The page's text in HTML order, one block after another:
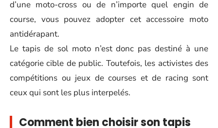
d’une moto-cross ou de n’importe quel engin de
course, vous pouvez adopter cet accessoire moto
antidérapant.
Le tapis de sol moto n’est donc pas destiné à une
catégorie cible de public. Toutefois, les activistes des
compétitions ou jeux de courses et de racing sont
ceux qui sont les plus interpelés.
Comment bien choisir son tapis